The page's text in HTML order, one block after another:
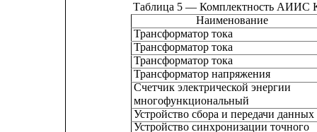
Таблица 5 — Комплектность АИИС
Наименование
Трансформатор тока
Трансформатор тока
Трансформатор тока
Трансформатор напряжения
Счетчик электрической энергии
многофункциональный
Устройство сбора и передачи данных
Устройство синхронизации точного